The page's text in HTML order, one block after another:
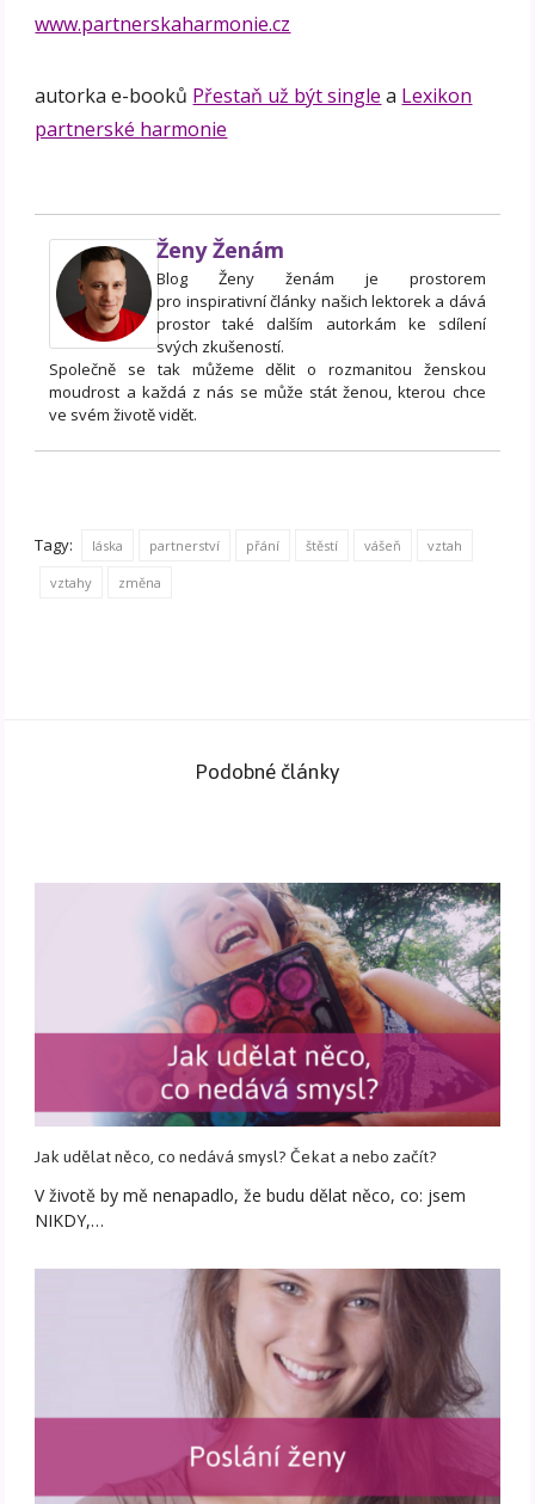
www.partnerskaharmonie.cz
autorka e-booků Přestaň už být single a Lexikon
partnerské harmonie
Ženy Ženám
Blog Ženy ženám je prostorem
pro inspirativní články našich lektorek a dává
prostor také dalším autorkám ke sdílení
svých zkušeností.
Společně se tak můžeme dělit o rozmanitou ženskou
moudrost a každá z nás se může stát ženou, kterou chce
ve svém životě vidět.
Tagy: láska partnerství přání štěstí vášeň vztah
vztahy změna
Podobné články
Jak udělat něco, co nedává smysl? Čekat a nebo začít?
V životě by mě nenapadlo, že budu dělat něco, co: jsem
NIKDY,…